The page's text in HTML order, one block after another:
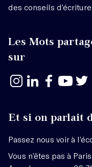
des conseils d’écriture.
Les Mots
sur
Et si on parlait
Passez nous voir à
Vous n’êtes pas à